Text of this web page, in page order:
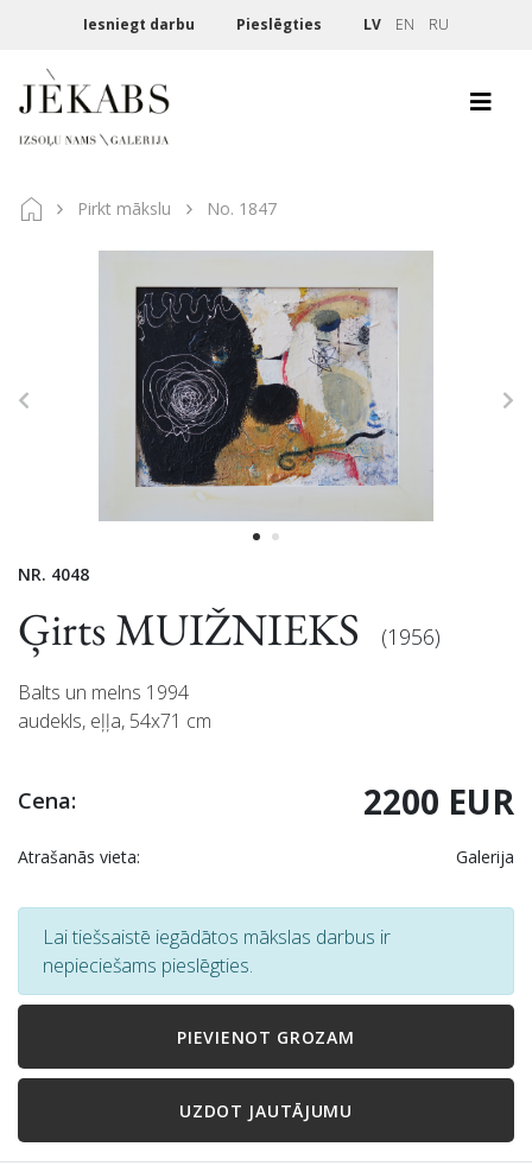
Iesniegt darbu Pieslēgties LV EN RU
Pirkt mākslu No. 1847
NR. 4048
Ģirts MUIŽNIEKS (1956)
Balts un melns 1994
audekls, eļļa, 54x71 cm
Cena: 2200 EUR
Atrašanās vieta: Galerija
Lai tiešsaistē iegādātos mākslas darbus ir
nepieciešams pieslēgties.
PIEVIENOT GROZAM
UZDOT JAUTĀJUMU